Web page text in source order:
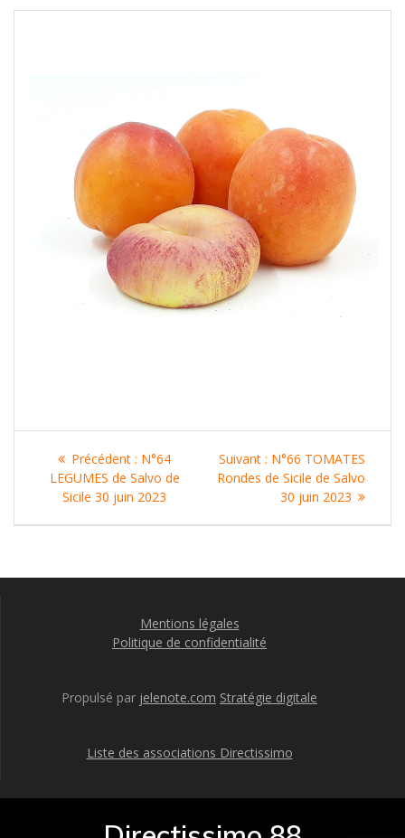
Navigation
l’article
Précédent : Article
précédent
:
N°64
LEGUMES de Salvo de
Sicile 30 juin 2023
Suivant : Article
suivant
N°66 TOMATES
Rondes de Sicile de Salvo
30 juin 2023
Mentions légales
Politique de confidentialité
Propulsé par jelenote.com Stratégie digitale
Liste des associations Directissimo